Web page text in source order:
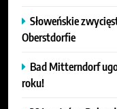
Słoweńskie
Oberstdorfie
Bad Mitterndorf
roku!